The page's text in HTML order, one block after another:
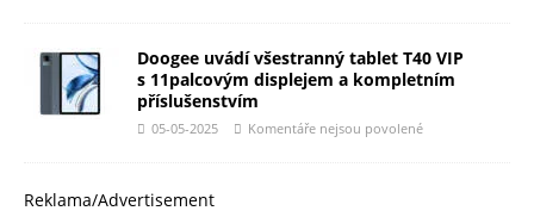
Doogee uvádí všestranný tablet T40 VIP
s 11palcovým displejem a kompletním
příslušenstvím
05-05-2025 Komentáře nejsou povolené
Reklama/Advertisement